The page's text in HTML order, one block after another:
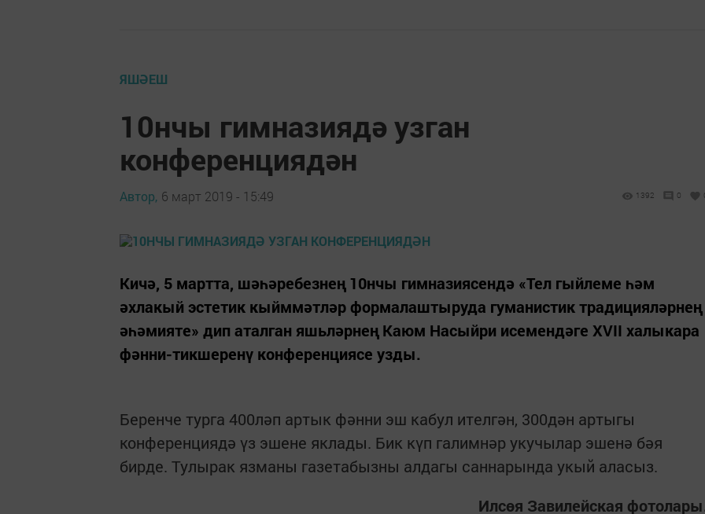
ЯШӘЕШ
10нчы гимназиядә узган
конференциядән
Автор, 6 март 2019 - 15:49 1392 0
Кичә, 5 мартта, шәһәребезнең 10нчы гимназиясендә «Тел гыйлеме һәм
әхлакый эстетик кыйммәтләр формалаштыруда гуманистик традицияләрнең
әһәмияте» дип аталган яшьләрнең Каюм Насыйри исемендәге XVII халык­ара
фәнни-тикшеренү конференциясе узды.
Беренче турга 400ләп артык фәнни эш кабул ителгән, 300дән артыгы
конференциядә үз эшене яклады. Бик күп галимнәр укучылар эшенә бәя
бирде. Тулырак язманы газетабызны алдагы саннарында укый аласыз.
Илсөя Завилейская